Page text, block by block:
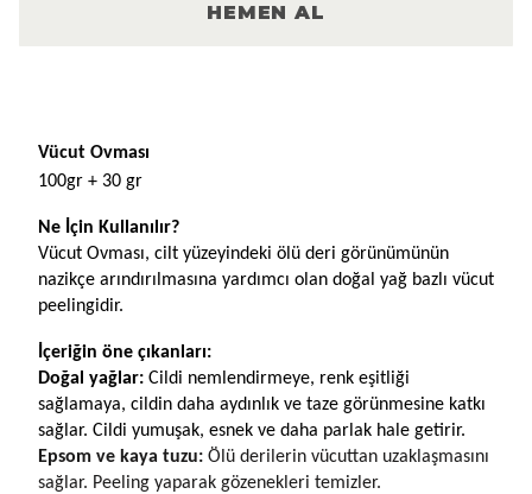
HEMEN AL
Vücut Ovması
100gr + 30 gr
Ne İçin Kullanılır?
Vücut Ovması, cilt yüzeyindeki ölü deri görünümünün
nazikçe arındırılmasına yardımcı olan doğal yağ bazlı vücut
peelingidir.
İçeriğin öne çıkanları:
Doğal yağlar: Cildi nemlendirmeye, renk eşitliği
sağlamaya, cildin daha aydınlık ve taze görünmesine katkı
sağlar. Cildi yumuşak, esnek ve daha parlak hale getirir.
Epsom ve kaya tuzu: Ölü derilerin vücuttan uzaklaşmasını
sağlar. Peeling yaparak gözenekleri temizler.